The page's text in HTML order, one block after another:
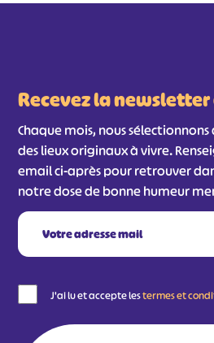
Recevez la
Chaque mois, nous
des lieux originaux à vivre.
email ci-après pour retrouver
notre dose de bonne humeur
J'ai lu et accepte lestermes et